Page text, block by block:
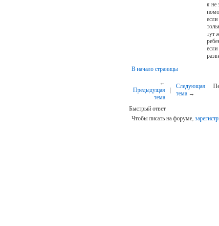
я не
тут
В начало страницы
←
Предыдущая
тема
|
Следующая
тема→
Быстрый ответ
Чтобы писать на форуме,